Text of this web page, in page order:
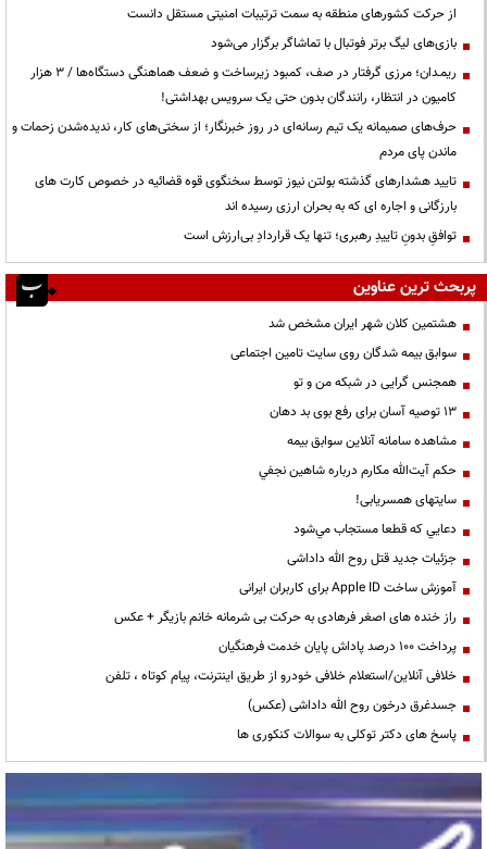
از حرکت کشورهای منطقه به سمت ترتیبات امنیتی مستقل دانست
بازی‌های لیگ برتر فوتبال با تماشاگر برگزار می‌شود
ریمـدان؛ مرزی گرفتار در صف، کمبود زیرساخت و ضعف هماهنگی دستگاه‌ها / ۳ هزار
کامیون در انتظار، رانندگان بدون حتی یک سرویس بهداشتی!
حرف‌های صمیمانه یک تیم رسانه‌ای در روز خبرنگار؛ از سختی‌های کار، ندیده‌شدن زحمات و
ماندن پای مردم
تایید هشدارهای گذشته بولتن نیوز توسط سخنگوی قوه قضائیه در خصوص کارت های
بارزگانی و اجاره ای که به بحران ارزی رسیده اند
توافقِ بدونِ تاییدِ رهبری؛ تنها یک قراردادِ بی‌ارزش است
پربحث ترین عناوین
هشتمین کلان شهر ایران مشخص شد
سوابق بیمه شدگان روی سایت تامین اجتماعی
همجنس گرایی در شبکه من و تو
13 توصیه آسان برای رفع بوی بد دهان
مشاهده سامانه آنلاين سوابق بیمه
حكم آيت‌الله مكارم درباره شاهين نجفي
سایتهای همسریابی!
دعايي كه قطعا مستجاب مي‌شود
جزئیات جدید قتل روح الله داداشی
آموزش ساخت Apple ID برای کاربران ایرانی
راز خنده های اصغر فرهادی به حرکت بی شرمانه خانم بازیگر + عکس
پرداخت ۱۰۰ درصد پاداش پایان خدمت فرهنگیان
خلافی آنلاین/استعلام خلافی خودرو از طریق اینترنت، پیام کوتاه ، تلفن
جسدغرق درخون روح الله داداشی (عکس)
پاسخ های دکتر توکلی به سوالات کنکوری ها